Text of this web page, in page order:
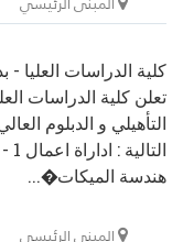
كلية الدراسات العليا -
تعلن كلية الدراسات
التأهيلي و الدبلوم
هندسة الميكات�...
المبنى الرئيسي